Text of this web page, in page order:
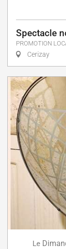
Spectacle
PROMOTION
Cerizay
Le